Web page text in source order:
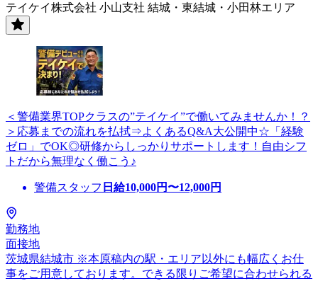
テイケイ株式会社 小山支社 結城・東結城・小田林エリア
＜警備業界TOPクラスの”テイケイ”で働いてみませんか！？
＞応募までの流れを払拭⇒よくあるQ&A大公開中☆「経験
ゼロ」でOK◎研修からしっかりサポートします！自由シフ
トだから無理なく働こう♪
警備スタッフ 日給10,000円〜12,000円
勤務地
面接地
茨城県結城市 ※本原稿内の駅・エリア以外にも幅広くお仕
事をご用意しております。できる限りご希望に合わせられる